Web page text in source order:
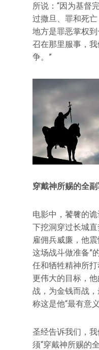
所说：“因为基督
过撒旦、罪和死
地方是罪恶掌权
召在那里服事，
争。”
穿戴神所赐的全
电影中，饕餮的
下挖洞穿过长城
雇佣兵威廉，他
这场战斗做准备”
任和牺牲精神所
更伟大的目标，
战，为金钱而战
称这是他“最有意
圣经告诉我们，
须“穿戴神所赐的